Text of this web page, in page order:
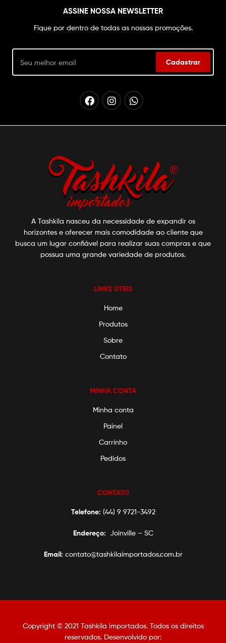
ASSINE NOSSA NEWSLETTER
Fique por dentro de todas as nossas promoções.
Cadastrar
A Tashkila nasceu da necessidade de expandir os
horizontes e oferecer mais comodidade ao cliente que
busca um lugar confiável para realizar suas compras e que
possua uma grande variedade de produtos.
LINKS ÚTEIS
Home
Produtos
Sobre
Contato
MINHA CONTA
Minha conta
Painel
Carrinho
Pedidos
CONTATO
Telefone: (44) 9 9721-3492
Endereço: Joinville – SC
Email: contato@tashkilaimportados.com.br
Copyright © 2021 Tashkila importados. Todos os direitos
reservados. Desenvolvido por: